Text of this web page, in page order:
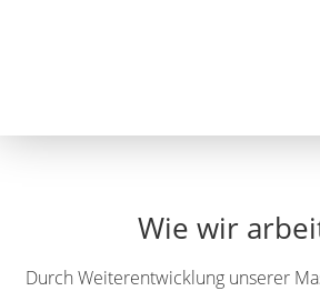
Wie wir
Durch Weiterentwicklung unserer